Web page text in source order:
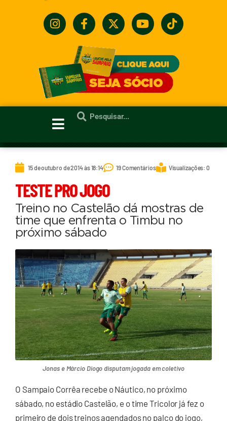
15 de outubro de 2014 às 18:14 19 Comentários Visualizações: 0
TESTE PRO JOGO
Treino no Castelão dá mostras de
time que enfrenta o Timbu no
próximo sábado
Jonas e Márcio Diogo disputam jogada em coletivo
O Sampaio Corrêa recebe o Náutico, no próximo
sábado, no estádio Castelão, e o time Tricolor já fez o
primeiro de dois treinos agendados no palco do jogo,